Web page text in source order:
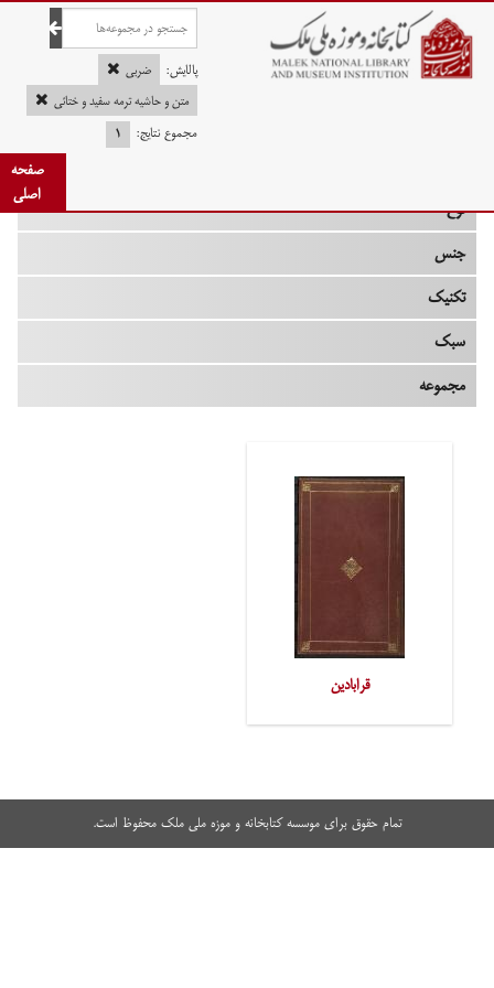
صفحه اصلی
پالایش:
ضربی
متن و حاشیه ترمه سفید و ختائی
مجموع نتایج:
۱
صفحه
اصلی
نوع
جنس
تکنیک
سبک
مجموعه
قرابادین
تمام حقوق برای موسسه کتابخانه و موزه ملی ملک محفوظ است.